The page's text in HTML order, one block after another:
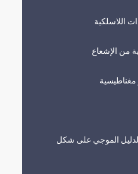
اللاسلكية
من الإشعاع
الموجي على شكل